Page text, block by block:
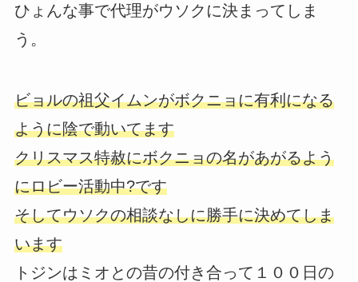
ひょんな事で代理がウソクに決まってしま
う。
ビョルの祖父イムンがボクニョに有利になる
ように陰で動いてます
クリスマス特赦にボクニョの名があがるよう
にロビー活動中?です
そしてウソクの相談なしに勝手に決めてしま
います
トジンはミオとの昔の付き合って１００日の